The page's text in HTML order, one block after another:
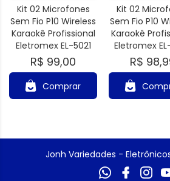
Kit 02 Microfones
Sem Fio P10 Wireless
Karaokê Profissional
Eletromex EL-5021
R$ 99,00
Comprar
Kit 02
Sem Fio P10
Karaokê
Eletromex
R$
Jonh Variedades -